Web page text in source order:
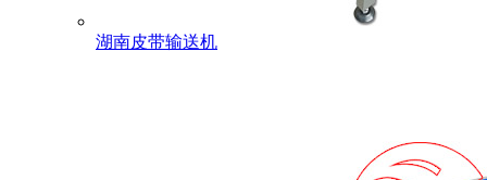
湖南皮带输送机